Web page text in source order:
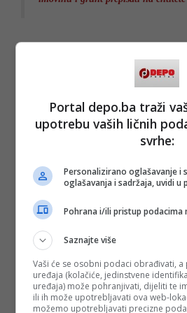
investitori šalju pismo javnosti i
eksplicitno pozovu na Ustavni sud BiH!
Zašto se privatni prekooceanski fond
sjetio Ustavnog suda? Zato što su
britanski blok neprobojan i da bez
Ovo pismo je njihovo zvanično
državnim Gruntom!
kapitalu ide plinska trasa odmah,
legalizacija etničkog parčanja
Federalnoj vladi milioni od koncesija
skrojene ispod žita.
Portal depo.ba traži
upotrebu vaših ličnih
svrhe:
Personalizirano oglašavanje i
oglašavanja i sadržaja, uvidi u
Pohrana i/ili pristup podacima
Saznajte više
Vaši će se osobni podaci obrađivati, a
uređaja (kolačiće, jedinstvene
uređaja) može pohranjivati, dijeliti te
ili ih može upotrebljavati ova web-
možemo upotrebljavati precizne